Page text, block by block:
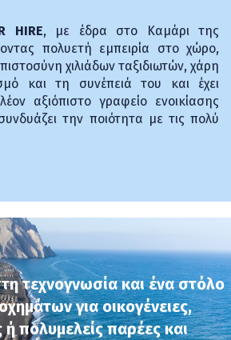
HIRE, με έδρα στο Καμάρι της
πολυετή εμπειρία στο χώρο,
χιλιάδων ταξιδιωτών, χάρη
και τη συνέπειά του και έχει
αξιόπιστο γραφείο ενοικίασης
την ποιότητα με τις πολύ
τεχνογνωσία και ένα στόλο
για οικογένειες,
ή πολυμελείς παρέες και